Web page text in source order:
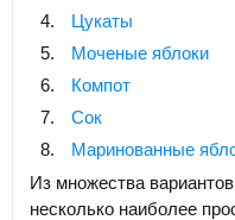
Цукаты
Моченые яблоки
Компот
Сок
Маринованные
Из множества
несколько наиболее